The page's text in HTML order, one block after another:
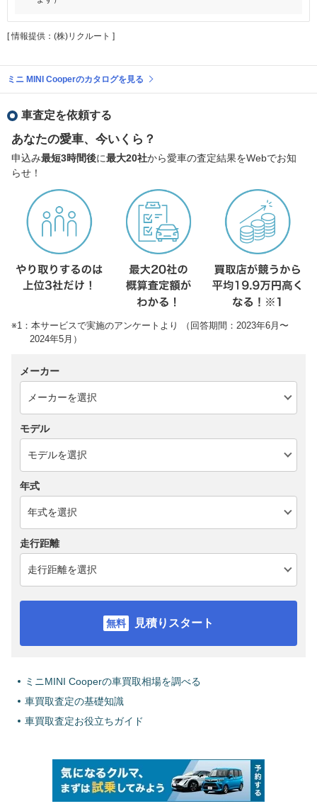
[ 情報提供：(株)リクルート ]
ミニ MINI Cooperのカタログを見る
車査定を依頼する
あなたの愛車、今いくら？
申込み最短3時間後に最大20社から愛車の査定結果をWebでお知
らせ！
※1：本サービスで実施のアンケートより （回答期間：2023年6月〜
2024年5月）
メーカー
モデル
年式
走行距離
見積りスタート
ミニMINI Cooperの車買取相場を調べる
車買取査定の基礎知識
車買取査定お役立ちガイド